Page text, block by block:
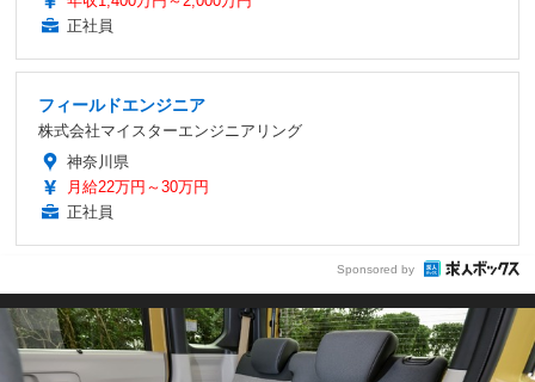
正社員
フィールドエンジニア
株式会社マイスターエンジニアリング
神奈川県
月給22万円～30万円
正社員
Sponsored by